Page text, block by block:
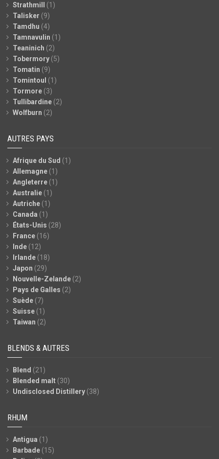
Strathmill
(1)
Talisker (9)
Tamdhu (4)
Tamnavulin (1)
Teaninich (2)
Tobermory (5)
Tomatin (9)
Tomintoul (1)
Tormore (3)
Tullibardine (2)
Wolfburn (2)
AUTRES PAYS
Afrique du Sud (1)
Allemagne (1)
Angleterre (1)
Australie (1)
Autriche (1)
Canada (1)
États-Unis (28)
France (16)
Inde (12)
Irlande (18)
Japon (29)
Nouvelle-Zelande (2)
Pays de Galles (2)
Suède (7)
Suisse (1)
Taiwan (2)
BLENDS & AUTRES
Blend (21)
Blended malt (30)
Undisclosed Distillery (38)
RHUM
Antigua (1)
Barbade (15)